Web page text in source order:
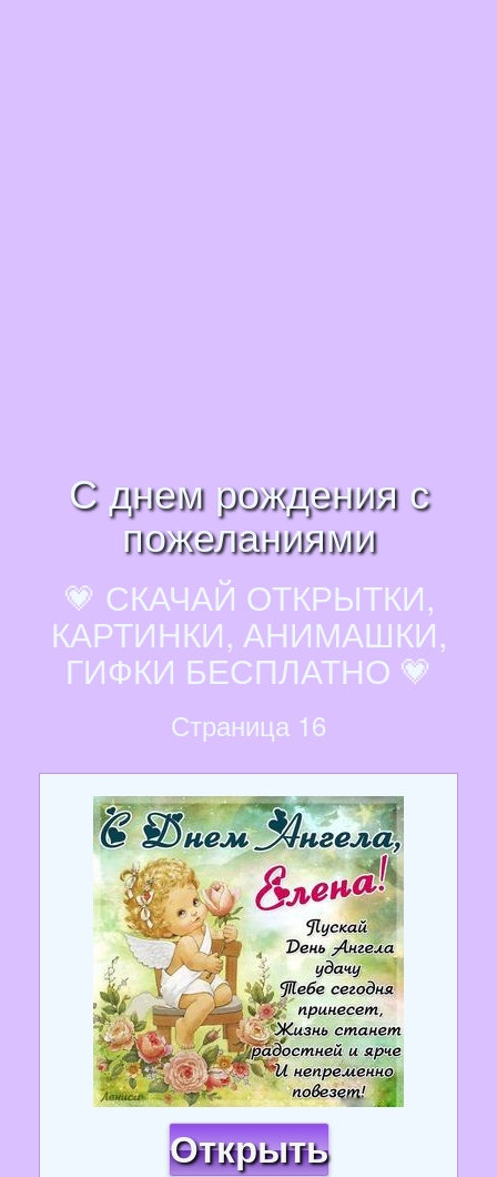
С днем рождения с
пожеланиями
💗 СКАЧАЙ ОТКРЫТКИ,
КАРТИНКИ, АНИМАШКИ,
ГИФКИ БЕСПЛАТНО 💗
Страница 16
Открыть